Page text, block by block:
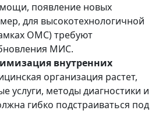
появление новых
для высокотехнологичной
ОМС) требуют
МИС.
внутренних
организация растет,
услуги, методы диагностики и
гибко подстраиваться под